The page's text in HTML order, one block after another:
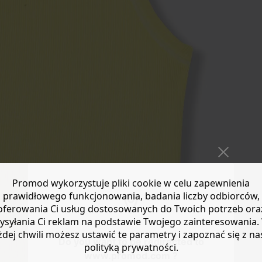
Do you want to be redirected to
www.promod.com ?
Promod wykorzystuje pliki cookie w celu zapewnienia
prawidłowego funkcjonowania, badania liczby odbiorców,
Ci usług dostosowanych do Twoich potrzeb
Ci reklam na podstawie Twojego zainteresowania.
chwili możesz ustawić te parametry i zapoznać się z
polityką prywatności.